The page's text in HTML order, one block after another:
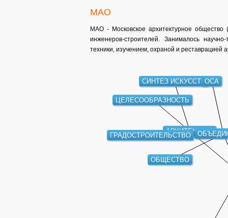
МАО
МАО - Московское архитектурное
инженеров-строителей. Занималось
техники, изучением, охраной и реставрацией
АРХИТЕКТУРА
СИНТЕЗ ИСКУССТВ
ЦЕЛЕСООБРАЗНОСТЬ
ГРАДОСТРОИТЕЛЬСТВО
ОСА
ОБЩЕСТВО